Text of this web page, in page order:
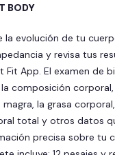
BODY
y revisa tus
Fit App. El examen de
composición
magra, la grasa
total y otros datos
precisa sobre tu